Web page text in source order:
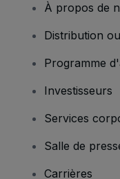
À propos de
Distribution
Programme
Investisseurs
Services
Salle de
Carrières